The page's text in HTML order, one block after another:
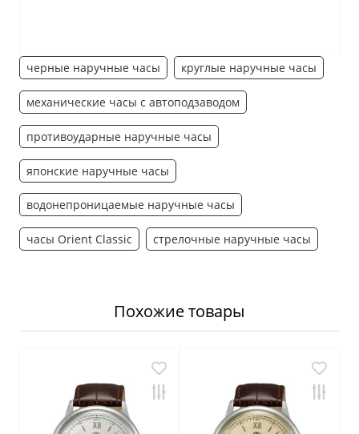
черные наручные часы круглые наручные часы
механические часы с автоподзаводом
противоударные наручные часы
японские наручные часы
водонепроницаемые наручные часы
часы Orient Classic стрелочные наручные часы
Похожие товары